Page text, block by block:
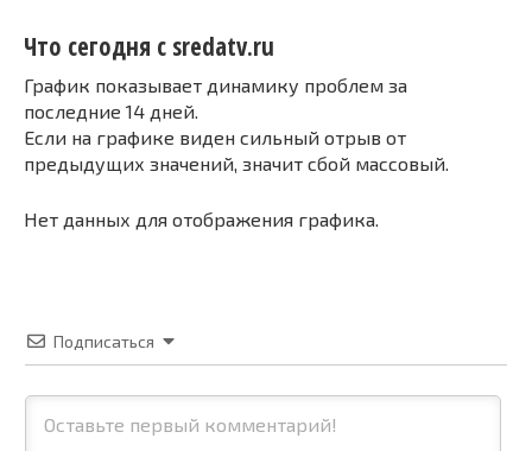
Что сегодня с sredatv.ru
График показывает динамику проблем за
последние 14 дней.
Если на графике виден сильный отрыв от
предыдущих значений, значит сбой массовый.
Нет данных для отображения графика.
Подписаться